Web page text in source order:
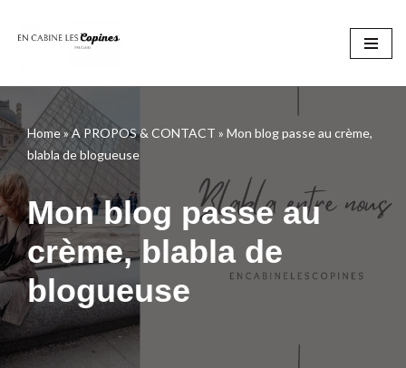
contenu
Home»A PROPOS & CONTACT » Mon blog passe au crème,
blabla de blogueuse
Mon blog passe au
crème, blabla de
blogueuse